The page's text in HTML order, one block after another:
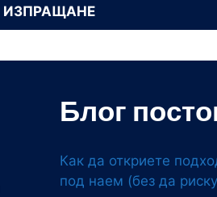
Блог
Как да откриете
под наем (без да